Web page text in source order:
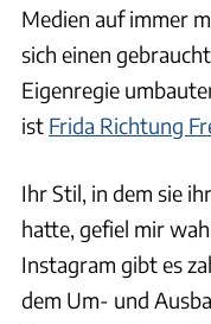
Medien auf immer
sich einen
Eigenregie
ist Frida Richtung
Ihr Stil, in dem sie
hatte, gefiel mir
Instagram gibt es
dem Um- und